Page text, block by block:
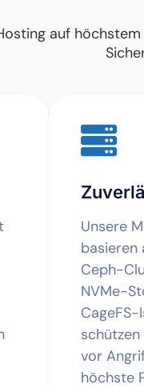
auf
Unsere
basieren
Ceph-
NVMe-
vor
höchste